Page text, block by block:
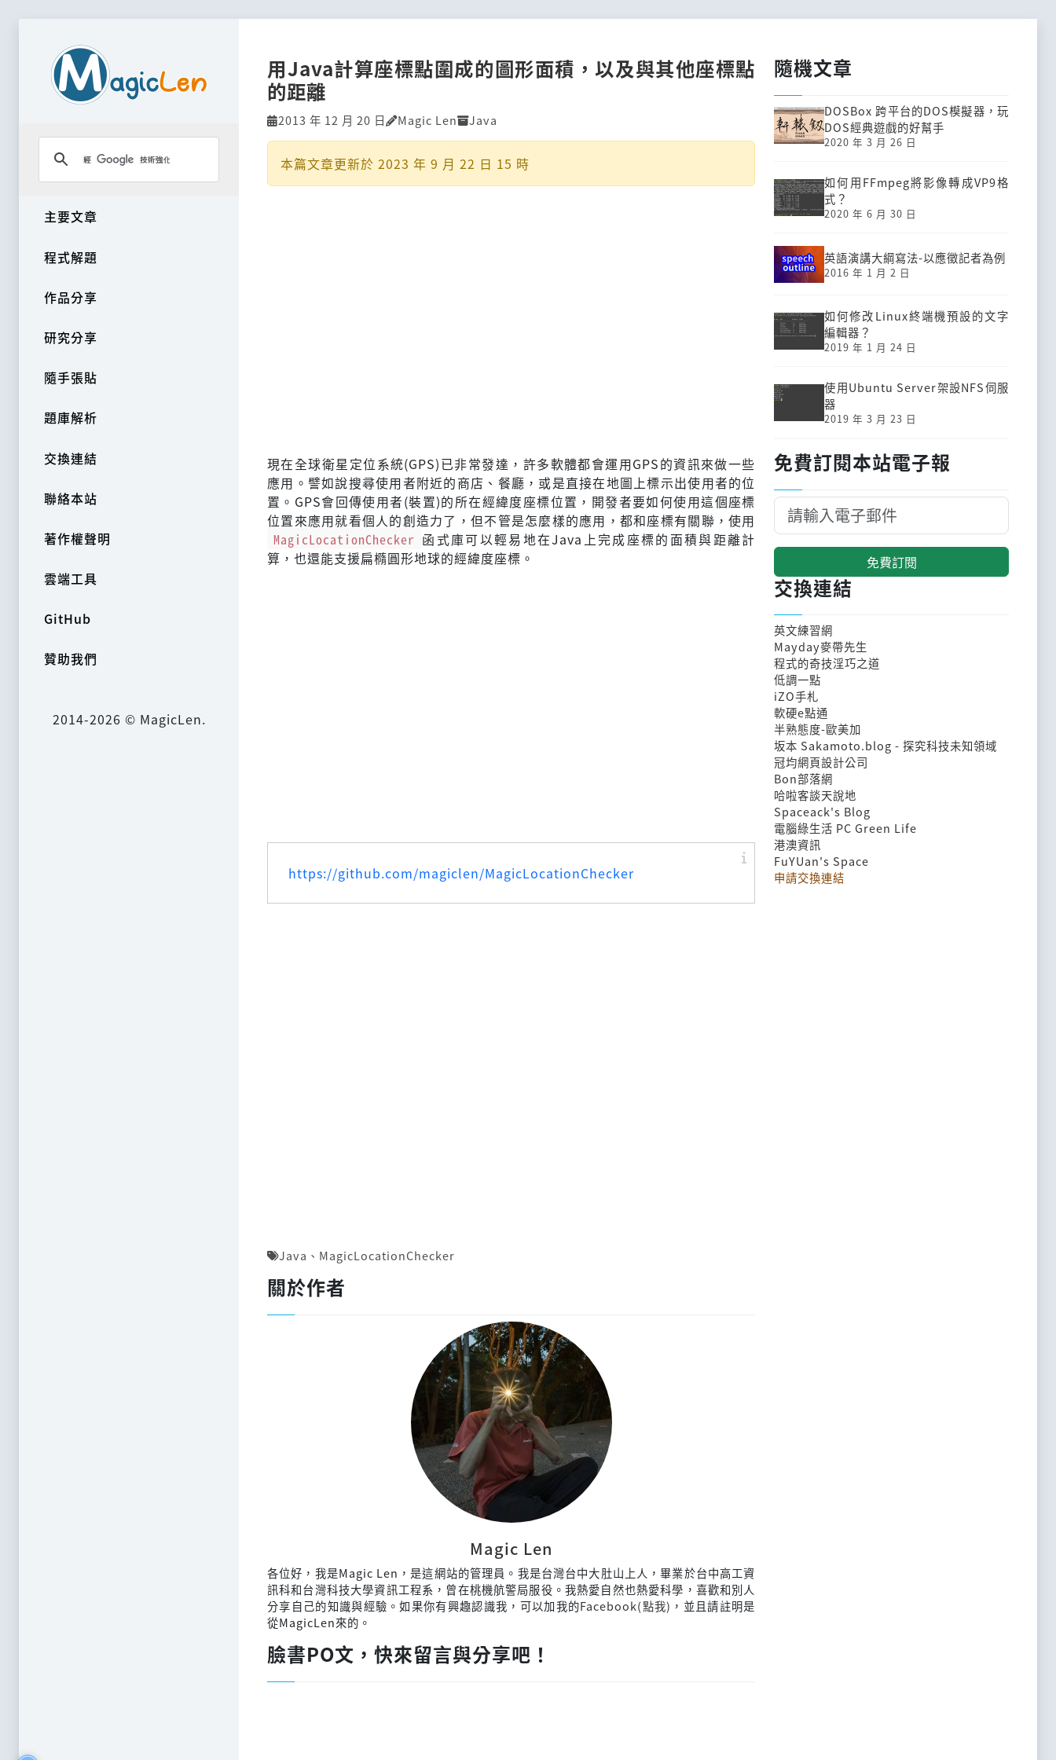
主要文章
程式解題
作品分享
研究分享
隨手張貼
題庫解析
交換連結
聯絡本站
著作權聲明
雲端工具
GitHub
贊助我們
2014-2026 © MagicLen.
用Java計算座標點圍成的圖形面積，以及與其他座標點
的距離
2013 年 12 月 20 日 Magic Len Java
本篇文章更新於 2023 年 9 月 22 日 15 時
現在全球衛星定位系統(GPS)已非常發達，許多軟體都會運用GPS的資訊來做一些
應用。譬如說搜尋使用者附近的商店、餐廳，或是直接在地圖上標示出使用者的位
置。GPS會回傳使用者(裝置)的所在經緯度座標位置，開發者要如何使用這個座標
位置來應用就看個人的創造力了，但不管是怎麼樣的應用，都和座標有關聯，使用
MagicLocationChecker 函式庫可以輕易地在Java上完成座標的面積與距離計
算，也還能支援扁橢圓形地球的經緯度座標。
https://github.com/magiclen/MagicLocationChecker
Java 、 MagicLocationChecker
關於作者
Magic Len
各位好，我是Magic Len，是這網站的管理員。我是台灣台中大肚山上人，畢業於台中高工資
訊科和台灣科技大學資訊工程系，曾在桃機航警局服役。我熱愛自然也熱愛科學，喜歡和別人
分享自己的知識與經驗。如果你有興趣認識我，可以加我的Facebook(點我) ，並且請註明是
從MagicLen來的。
臉書PO文，快來留言與分享吧！
隨機文章
DOSBox 跨平台的DOS模擬器，玩
DOS經典遊戲的好幫手
2020 年 3 月 26 日
如何用FFmpeg將影像轉成VP9格
式？
2020 年 6 月 30 日
英語演講大綱寫法-以應徵記者為例
2016 年 1 月 2 日
如何修改Linux終端機預設的文字
編輯器？
2019 年 1 月 24 日
使用Ubuntu Server架設NFS伺服
器
2019 年 3 月 23 日
免費訂閱本站電子報
免費訂閱
交換連結
英文練習網
Mayday麥帶先生
程式的奇技淫巧之道
低調一點
iZO手札
軟硬e點通
半熟態度-歐美加
坂本 Sakamoto.blog - 探究科技未知領域
冠均網頁設計公司
Bon部落網
哈啦客談天說地
Spaceack's Blog
電腦綠生活 PC Green Life
港澳資訊
FuYUan's Space
申請交換連結